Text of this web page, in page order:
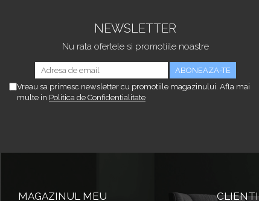
NEWSLETTER
Nu rata ofertele si promotiile noastre
Vreau sa primesc newsletter cu promotiile magazinului. Afla mai
multe in Politica de Confidentialitate
MAGAZINUL MEU CLIENTI